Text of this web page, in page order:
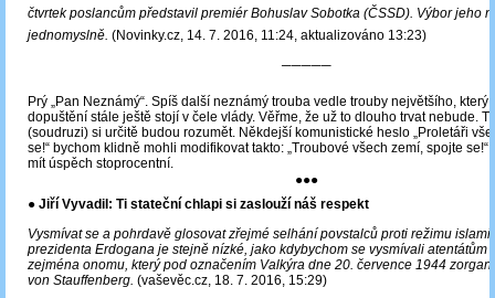
čtvrtek poslancům představil premiér Bohuslav Sobotka (ČSSD). Výbor jeho
jednomyslně. (Novinky.cz, 14. 7. 2016, 11:24, aktualizováno 13:23)
─────
Prý „Pan Neznámý“. Spíš další neznámý trouba vedle trouby největšího, který
dopuštění stále ještě stojí v čele vlády. Věřme, že už to dlouho trvat nebude.
(soudruzi) si určitě budou rozumět. Někdejší komunistické heslo „Proletáři
se!“ bychom klidně mohli modifikovat takto: „Troubové všech zemí, spojte se!“
mít úspěch stoprocentní.
●●●
● Jiří Vyvadil: Ti stateční chlapi si zaslouží náš respekt
Vysmívat se a pohrdavě glosovat zřejmé selhání povstalců proti režimu
prezidenta Erdogana je stejně nízké, jako kdybychom se vysmívali atentátům
zejména onomu, který pod označením Valkýra dne 20. července 1944
von Stauffenberg. (vaševěc.cz, 18. 7. 2016, 15:29)